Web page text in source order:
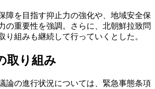
障を目指す抑止力の強化や、地域安全保
の重要性を強調。さらに、北朝鮮拉致問
り組みも継続して行っていくとした。
取り組み
論の進行状況については、緊急事態条項